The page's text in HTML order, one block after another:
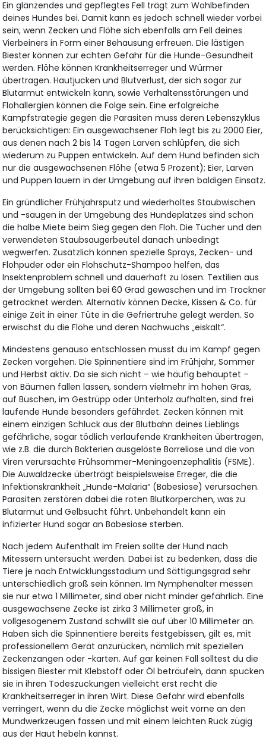
Ein glänzendes und gepflegtes Fell trägt zum Wohlbefinden
deines Hundes bei. Damit kann es jedoch schnell wieder vorbei
sein, wenn Zecken und Flöhe sich ebenfalls am Fell deines
Vierbeiners in Form einer Behausung erfreuen. Die lästigen
Biester können zur echten Gefahr für die Hunde-Gesundheit
werden. Flöhe können Krankheitserreger und Würmer
übertragen. Hautjucken und Blutverlust, der sich sogar zur
Blutarmut entwickeln kann, sowie Verhaltensstörungen und
Flohallergien können die Folge sein. Eine erfolgreiche
Kampfstrategie gegen die Parasiten muss deren Lebenszyklus
berücksichtigen: Ein ausgewachsener Floh legt bis zu 2000 Eier,
aus denen nach 2 bis 14 Tagen Larven schlüpfen, die sich
wiederum zu Puppen entwickeln. Auf dem Hund befinden sich
nur die ausgewachsenen Flöhe (etwa 5 Prozent); Eier, Larven
und Puppen lauern in der Umgebung auf ihren baldigen Einsatz.
Ein gründlicher Frühjahrsputz und wiederholtes Staubwischen
und -saugen in der Umgebung des Hundeplatzes sind schon
die halbe Miete beim Sieg gegen den Floh. Die Tücher und den
verwendeten Staubsaugerbeutel danach unbedingt
wegwerfen. Zusätzlich können spezielle Sprays, Zecken- und
Flohpuder oder ein Flohschutz-Shampoo helfen, das
Insektenproblem schnell und dauerhaft zu lösen. Textilien aus
der Umgebung sollten bei 60 Grad gewaschen und im Trockner
getrocknet werden. Alternativ können Decke, Kissen & Co. für
einige Zeit in einer Tüte in die Gefriertruhe gelegt werden. So
erwischst du die Flöhe und deren Nachwuchs „eiskalt“.
Mindestens genauso entschlossen musst du im Kampf gegen
Zecken vorgehen. Die Spinnentiere sind im Frühjahr, Sommer
und Herbst aktiv. Da sie sich nicht – wie häufig behauptet –
von Bäumen fallen lassen, sondern vielmehr im hohen Gras,
auf Büschen, im Gestrüpp oder Unterholz aufhalten, sind frei
laufende Hunde besonders gefährdet. Zecken können mit
einem einzigen Schluck aus der Blutbahn deines Lieblings
gefährliche, sogar tödlich verlaufende Krankheiten übertragen,
wie z.B. die durch Bakterien ausgelöste Borreliose und die von
Viren verursachte Frühsommer-Meningoenzephalitis (FSME).
Die Auwaldzecke überträgt beispielsweise Erreger, die die
Infektionskrankheit „Hunde-Malaria“ (Babesiose) verursachen.
Parasiten zerstören dabei die roten Blutkörperchen, was zu
Blutarmut und Gelbsucht führt. Unbehandelt kann ein
infizierter Hund sogar an Babesiose sterben.
Nach jedem Aufenthalt im Freien sollte der Hund nach
Mitessern untersucht werden. Dabei ist zu bedenken, dass die
Tiere je nach Entwicklungsstadium und Sättigungsgrad sehr
unterschiedlich groß sein können. Im Nymphenalter messen
sie nur etwa 1 Millimeter, sind aber nicht minder gefährlich. Eine
ausgewachsene Zecke ist zirka 3 Millimeter groß, in
vollgesogenem Zustand schwillt sie auf über 10 Millimeter an.
Haben sich die Spinnentiere bereits festgebissen, gilt es, mit
professionellem Gerät anzurücken, nämlich mit speziellen
Zeckenzangen oder -karten. Auf gar keinen Fall solltest du die
bissigen Biester mit Klebstoff oder Öl beträufeln, dann spucken
sie in ihren Todeszuckungen vielleicht erst recht die
Krankheitserreger in ihren Wirt. Diese Gefahr wird ebenfalls
verringert, wenn du die Zecke möglichst weit vorne an den
Mundwerkzeugen fassen und mit einem leichten Ruck zügig
aus der Haut hebeln kannst.